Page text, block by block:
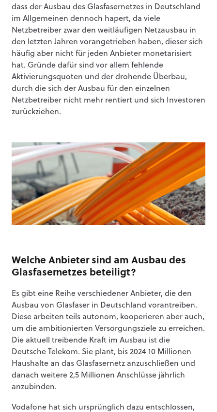
dass der Ausbau des Glasfasernetzes in Deutschland
im Allgemeinen dennoch hapert, da viele
Netzbetreiber zwar den weitläufigen Netzausbau in
den letzten Jahren vorangetrieben haben, dieser sich
häufig aber nicht für jeden Anbieter monetarisiert
hat. Gründe dafür sind vor allem fehlende
Aktivierungsquoten und der drohende Überbau,
durch die sich der Ausbau für den einzelnen
Netzbetreiber nicht mehr rentiert und sich Investoren
zurückziehen.
Welche Anbieter sind am Ausbau des
Glasfasernetzes beteiligt?
Es gibt eine Reihe verschiedener Anbieter, die den
Ausbau von Glasfaser in Deutschland vorantreiben.
Diese arbeiten teils autonom, kooperieren aber auch,
um die ambitionierten Versorgungsziele zu erreichen.
Die aktuell treibende Kraft im Ausbau ist die
Deutsche Telekom. Sie plant, bis 2024 10 Millionen
Haushalte an das Glasfasernetz anzuschließen und
danach weitere 2,5 Millionen Anschlüsse jährlich
anzubinden.
Vodafone hat sich ursprünglich dazu entschlossen,